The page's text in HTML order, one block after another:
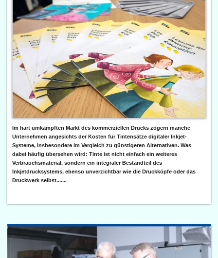
Im hart umkämpften Markt des kommerziellen Drucks zögern manche
Unternehmen angesichts der Kosten für Tintensätze digitaler Inkjet-
Systeme, insbesondere im Vergleich zu günstigeren Alternativen. Was
dabei häufig übersehen wird: Tinte ist nicht einfach ein weiteres
Verbrauchsmaterial, sondern ein integraler Bestandteil des
Inkjetdrucksystems, ebenso unverzichtbar wie die Druckköpfe oder das
Druckwerk selbst.......